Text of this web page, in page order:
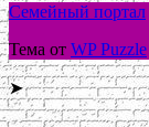
Семейный портал
Тема от WP Puzzle
➤